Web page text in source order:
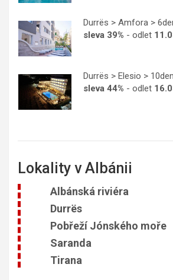
Durrës > Amfora >
sleva 39% - odlet
Durrës > Elesio >
sleva 44% - odlet
Lokality v Albánii
Albánská riviéra
Durrës
Pobřeží Jónského moře
Saranda
Tirana